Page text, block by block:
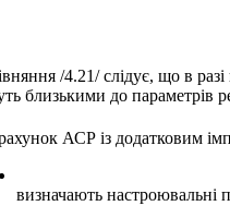
/4.21/ слідує, що в
близькими до параметрів
АСР із додатковим
визначають настроювальні